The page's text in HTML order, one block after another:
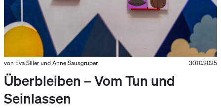
von Eva Siller und Anne Sausgruber 30.10.2025
Überbleiben – Vom Tun und
Seinlassen